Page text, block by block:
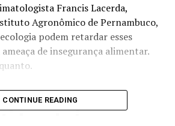
Francis Lacerda,
Agronômico de Pernambuco,
podem retardar esses
de insegurança alimentar.
práticas que
CONTINUE READING